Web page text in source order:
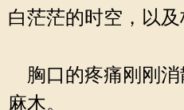
白茫茫的时空，以及
胸口的疼痛刚刚消
麻木。